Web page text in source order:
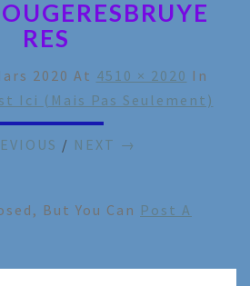
RES
2020 At 4510 × 2020 In
Ici (mais Pas Seulement)
/ NEXT →
But You Can Post A